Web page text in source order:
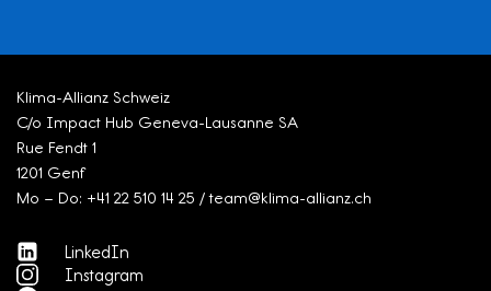
Klima-Allianz Schweiz
C/o Impact Hub Geneva-Lausanne SA
Rue Fendt 1
1201 Genf
Mo – Do: +41 22 510 14 25 / team@klima-allianz.ch
LinkedIn
Instagram